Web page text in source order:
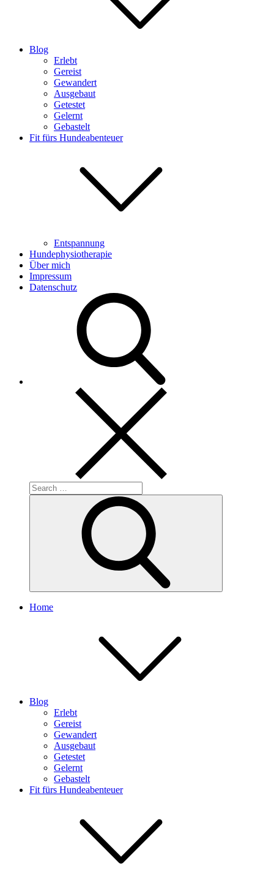
Blog
Erlebt
Gereist
Gewandert
Ausgebaut
Getestet
Gelernt
Gebastelt
Fit fürs Hundeabenteuer
Entspannung
Hundephysiotherapie
Über mich
Impressum
Datenschutz
Search
for:
Home
Blog
Erlebt
Gereist
Gewandert
Ausgebaut
Getestet
Gelernt
Gebastelt
Fit fürs Hundeabenteuer